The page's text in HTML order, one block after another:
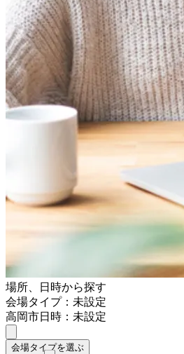
場所、日時から探す
会場タイプ：未設定
高岡市日時：未設定
会場タイプを選ぶ